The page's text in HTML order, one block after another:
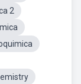
2